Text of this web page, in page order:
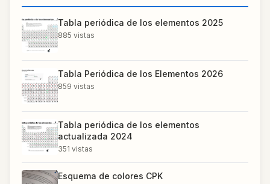
Tabla periódica de los elementos 2025
885 vistas
Tabla Periódica de los Elementos 2026
859 vistas
Tabla periódica de los elementos
actualizada 2024
351 vistas
Esquema de colores CPK